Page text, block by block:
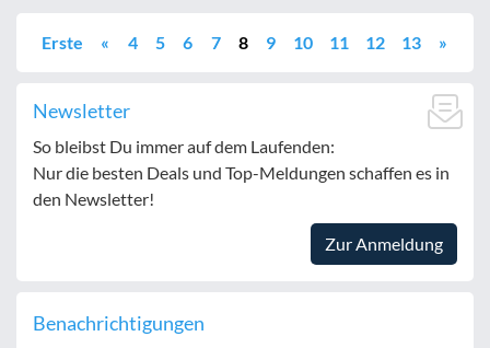
Erste « 4 5 6 7 8 9 10 11 12 13 »
Newsletter
So bleibst Du immer auf dem Laufenden:
Nur die besten Deals und Top-Meldungen schaffen es in
den Newsletter!
Zur Anmeldung
Benachrichtigungen